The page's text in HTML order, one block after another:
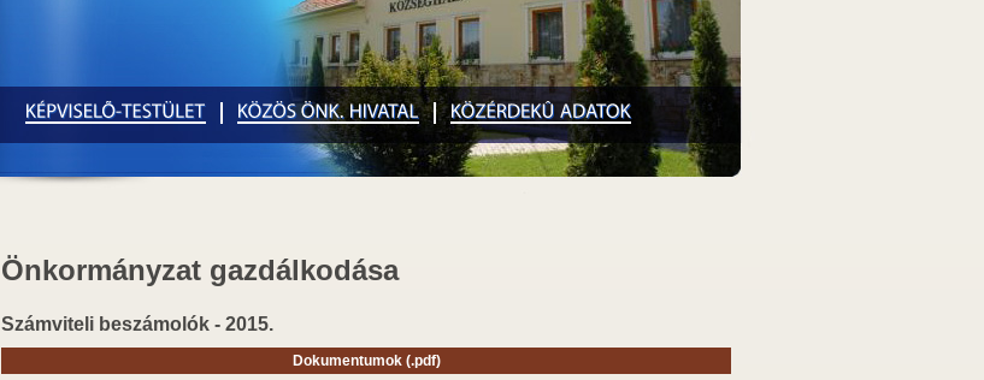
Önkormányzat gazdálkodása
Számviteli beszámolók - 2015.
Dokumentumok (.pdf)